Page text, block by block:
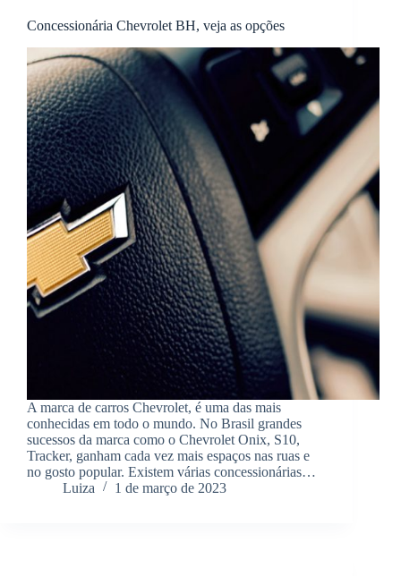
Concessionária Chevrolet BH, veja as opções
A marca de carros Chevrolet, é uma das mais
conhecidas em todo o mundo. No Brasil grandes
sucessos da marca como o Chevrolet Onix, S10,
Tracker, ganham cada vez mais espaços nas ruas e
no gosto popular. Existem várias concessionárias…
Luiza
1 de março de 2023